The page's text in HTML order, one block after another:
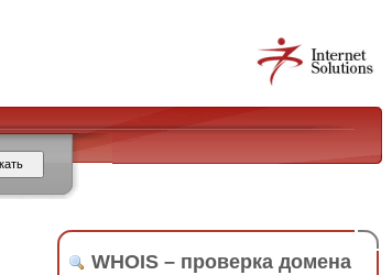
WHOIS – проверка домена